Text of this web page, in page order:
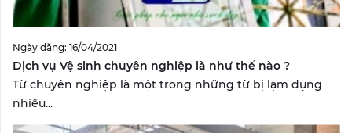
Ngày đăng: 16/04/2021
Dịch vụ Vệ sinh chuyên nghiệp là như thế nào ?
Từ chuyên nghiệp là một trong những từ bị lạm dụng
nhiều...